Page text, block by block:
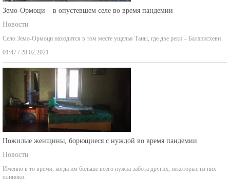
Земо-Ормоци – в опустевшем селе во время пандемии
Новости
Село Земо-Ормоци находится в том месте ущелья Таны, где две реки – Баланисхеви
01:47 / 28.02.2021
Пожилые женщины, борющиеся с нуждой во время пандемии
Новости
Именно в то время, когда им больше всего нужна забота других, некоторые из них
одиноки,